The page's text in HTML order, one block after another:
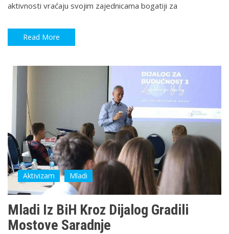
aktivnosti vraćaju svojim zajednicama bogatiji za
Read More
Aktivizam Mladi
Mladi Iz BiH Kroz Dijalog Gradili
Mostove Saradnje